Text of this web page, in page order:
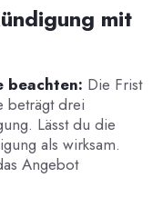
mit
beachten: Die Frist
beträgt drei
Lässt du die
als wirksam.
Angebot